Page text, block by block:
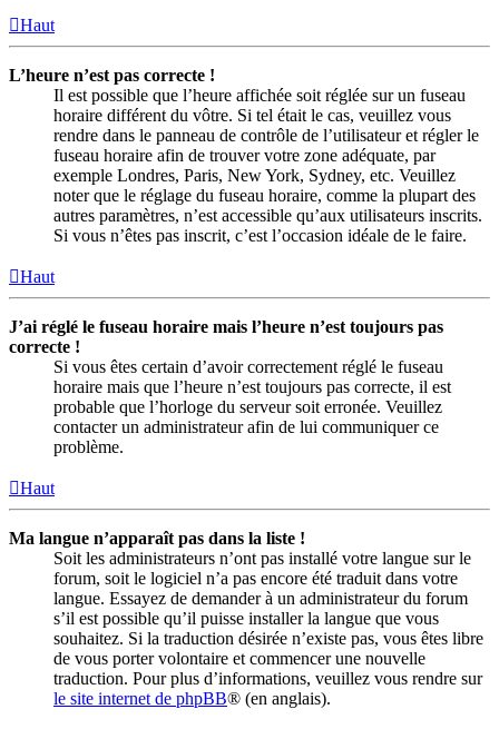
Haut
L’heure n’est pas correcte !
Il est possible que l’heure affichée soit réglée sur un fuseau
horaire différent du vôtre. Si tel était le cas, veuillez vous
rendre dans le panneau de contrôle de l’utilisateur et régler le
fuseau horaire afin de trouver votre zone adéquate, par
exemple Londres, Paris, New York, Sydney, etc. Veuillez
noter que le réglage du fuseau horaire, comme la plupart des
autres paramètres, n’est accessible qu’aux utilisateurs inscrits.
Si vous n’êtes pas inscrit, c’est l’occasion idéale de le faire.
Haut
J’ai réglé le fuseau horaire mais l’heure n’est toujours pas
correcte !
Si vous êtes certain d’avoir correctement réglé le fuseau
horaire mais que l’heure n’est toujours pas correcte, il est
probable que l’horloge du serveur soit erronée. Veuillez
contacter un administrateur afin de lui communiquer ce
problème.
Haut
Ma langue n’apparaît pas dans la liste !
Soit les administrateurs n’ont pas installé votre langue sur le
forum, soit le logiciel n’a pas encore été traduit dans votre
langue. Essayez de demander à un administrateur du forum
s’il est possible qu’il puisse installer la langue que vous
souhaitez. Si la traduction désirée n’existe pas, vous êtes libre
de vous porter volontaire et commencer une nouvelle
traduction. Pour plus d’informations, veuillez vous rendre sur
le site internet de phpBB® (en anglais).